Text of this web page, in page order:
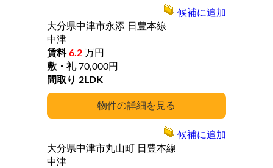
詳細
大分県中津市永添 日豊本線
中津
6.2 万円
70,000円
2LDK
候補に追加
大分県中津市丸山町
日豊本線
中津
候補に追加